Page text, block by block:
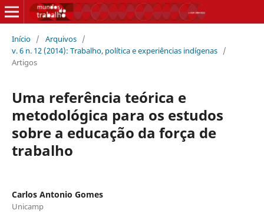
Início / Arquivos /
v. 6 n. 12 (2014): Trabalho, política e experiências indígenas /
Artigos
Uma referência teórica e
metodológica para os estudos
sobre a educação da força de
trabalho
Carlos Antonio Gomes
Unicamp